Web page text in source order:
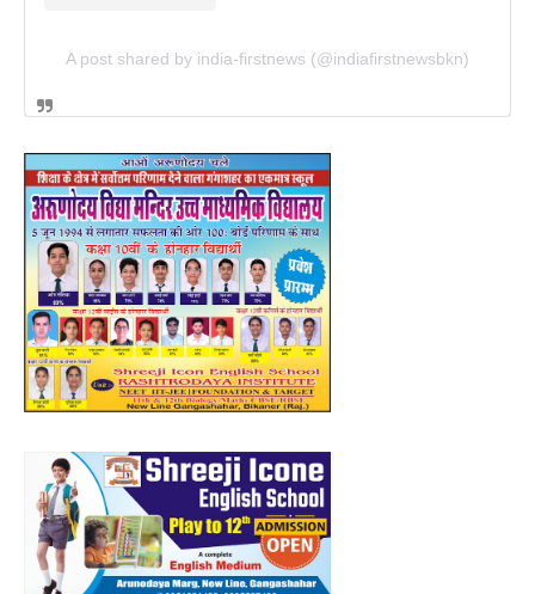
A post shared by india-firstnews (@indiafirstnewsbkn)